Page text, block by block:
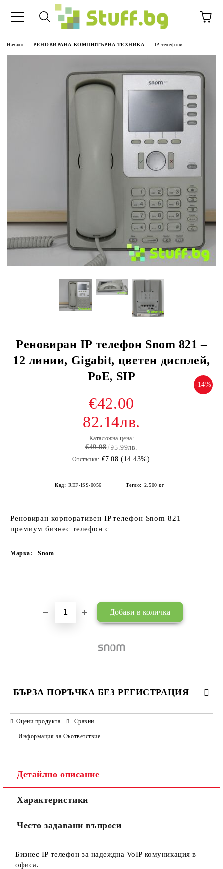
Начало РЕНОВИРАНА КОМПЮТЪРНА ТЕХНИКА IP телефони
Реновиран IP телефон Snom 821 –
12 линии, Gigabit, цветен дисплей,
PoE, SIP
-14%
€42.00
82.14лв.
Каталожна цена:
€49.08 95.99лв.
Отстъпка: €7.08 (14.43%)
Код: REF-ISS-0056 Тегло: 2.500 кг
Реновиран корпоративен IP телефон Snom 821 —
премиум бизнес телефон с
Марка: Snom
БЪРЗА ПОРЪЧКА БЕЗ РЕГИСТРАЦИЯ
САМО ПОПЪЛНЕТЕ 3 ПОЛЕТА
Оцени продукта Сравни
Информация за Съответствие
Детайлно описание
Характеристики
Често задавани въпроси
Бизнес IP телефон за надеждна VoIP комуникация в
офиса.